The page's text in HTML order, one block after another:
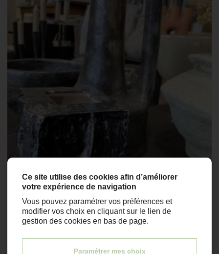
Ce site utilise des cookies afin d’améliorer
votre expérience de navigation
Vous pouvez paramétrer vos préférences et
modifier vos choix en cliquant sur le lien de
gestion des cookies en bas de page.
Paramétrer mes choix